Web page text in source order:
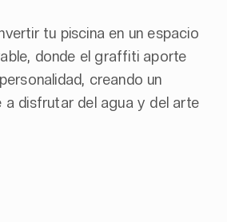
tu piscina en un espacio
donde el graffiti aporte
creando un
a disfrutar del agua y del arte